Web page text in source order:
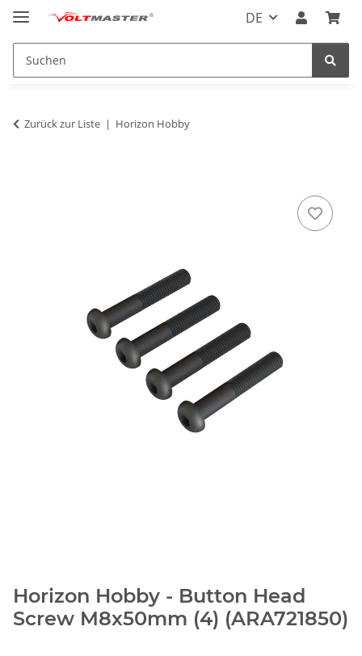
DE
Zurück zur Liste Horizon Hobby
Horizon Hobby - Button Head
Screw M8x50mm (4) (ARA721850)